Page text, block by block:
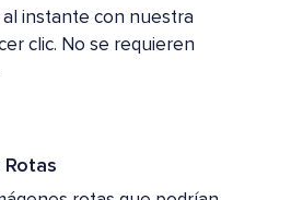
instante con nuestra
clic. No se requieren
Rotas